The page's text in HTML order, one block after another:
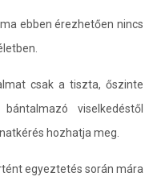
ebben érezhetően nincs
csak a tiszta, őszinte
viselkedéstől
hozhatja meg.
egyeztetés során mára